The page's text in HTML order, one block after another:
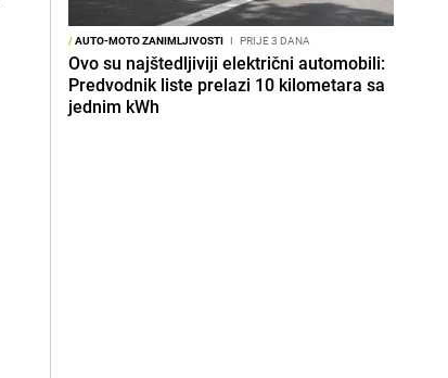
/AUTO-MOTO ZANIMLJIVOSTI I PRIJE 3 DANA
Ovo su najštedljiviji električni automobili:
Predvodnik liste prelazi 10 kilometara sa
jednim kWh